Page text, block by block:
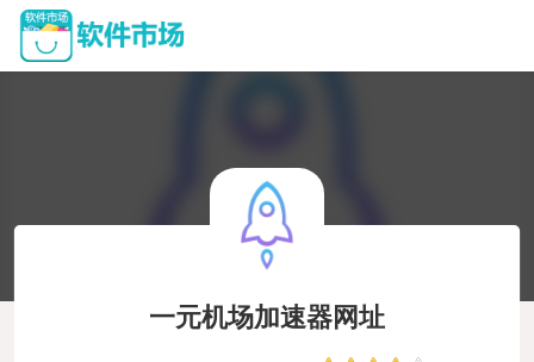
一元机场加速器网址